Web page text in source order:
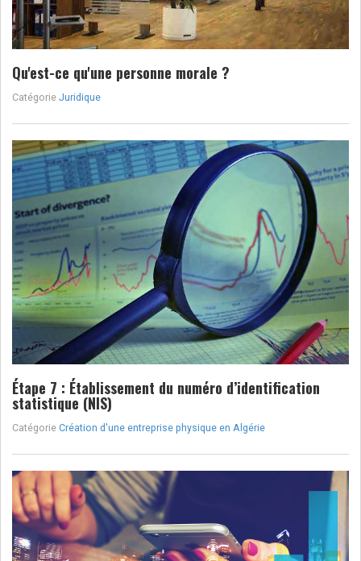
Qu'est-ce qu'une personne morale ?
Catégorie Juridique
Étape 7 : Établissement du numéro d’identification
statistique (NIS)
Catégorie Création d'une entreprise physique en Algérie